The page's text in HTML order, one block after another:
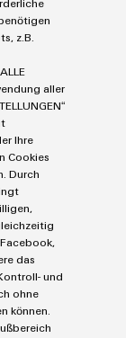
z.B.
aller
Ihre
Cookies
Durch
das
und
ohne
können.